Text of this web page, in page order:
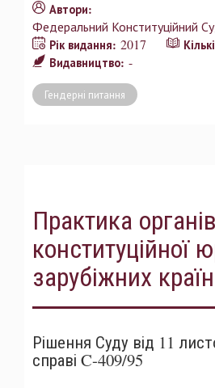
Автори:
Федеральний Конституційний
Рік видання: 2017
Видавництво: -
Гендерні питання
Практика органів
конституційної
зарубіжних країн
Рішення Суду від 11
справі C-409/95